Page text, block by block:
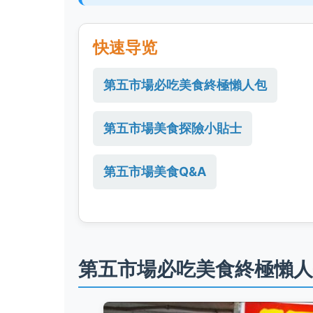
快速导览
第五市場必吃美食終極懶人包
第五市場美食探險小貼士
第五市場美食Q&A
第五市場必吃美食終極懶